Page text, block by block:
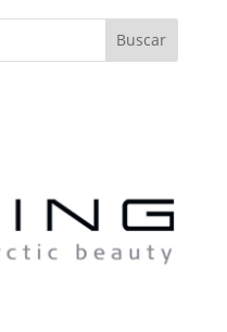
Buscar